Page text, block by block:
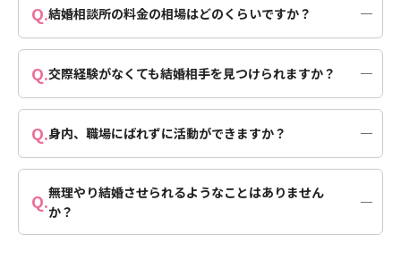
Q.結婚相談所の料金の相場はどのくらいですか？
A.入会金は10～30万円、月会費は5千円〜1万円、成婚料は
20～30万円が相場となり、活動期間によって異なります
がトータルで50～80万円程度かかります。結婚に向けて
婚活カウンセラーが全力でサポートするからこそ、活動費
はマッチングアプリなどと比べると決して安くはございま
せん。
Q.交際経験がなくても結婚相手を見つけられますか？
A.交際経験がない方でも結婚している方は多くいらっしゃい
ます。異性とお話することが苦手な方でも、お見合いでの
会話の仕方から交際中のやりとりまで婚活カウンセラーが
丁寧にアドバイスいたします。
Q.身内、職場にばれずに活動ができますか？
A.IBJ会員限定のシステムを利用してお相手を探すため、会
員以外の方に活動を知られることはございません。もし身
内や職場の方が活動されている場合は、お相手から閲覧で
きないようにブロックできますのでご安心ください。
Q.無理やり結婚させられるようなことはありません
か？
A.ご自身でお相手を選び、きちんと恋愛を経て結婚を決めて